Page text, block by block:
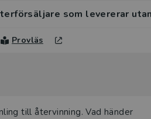
som levererar
Provläs
till återvinning. Vad händer